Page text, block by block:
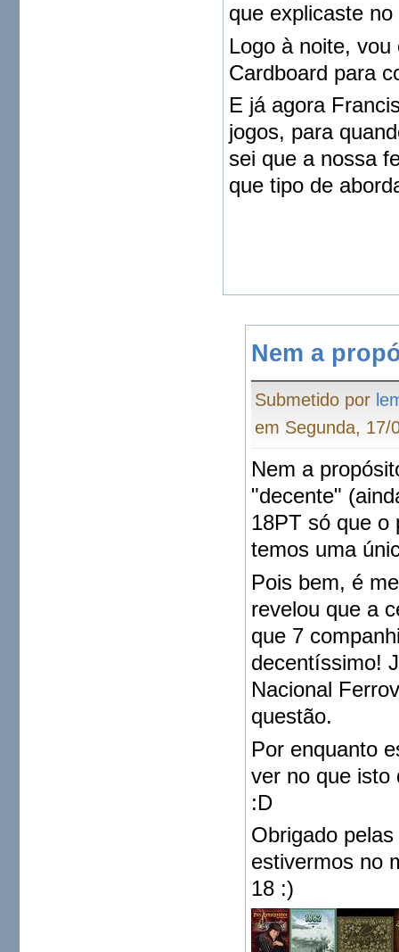
que explicaste
Logo à noite,
Cardboard para
E já agora
jogos, para
sei que a nossa
que tipo de
Nem a
Submetido por
em Segunda, 17/
Nem a
"decente"
18PT só que o
temos uma
Pois bem, é
revelou que a
que 7
decentíssimo!
Nacional
questão.
Por enquanto
ver no que isto
:D
Obrigado
estivermos no
18 :)